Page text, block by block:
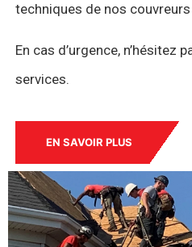
techniques de nos
En cas d’urgence, n’hésitez
services.
EN SAVOIR PLUS